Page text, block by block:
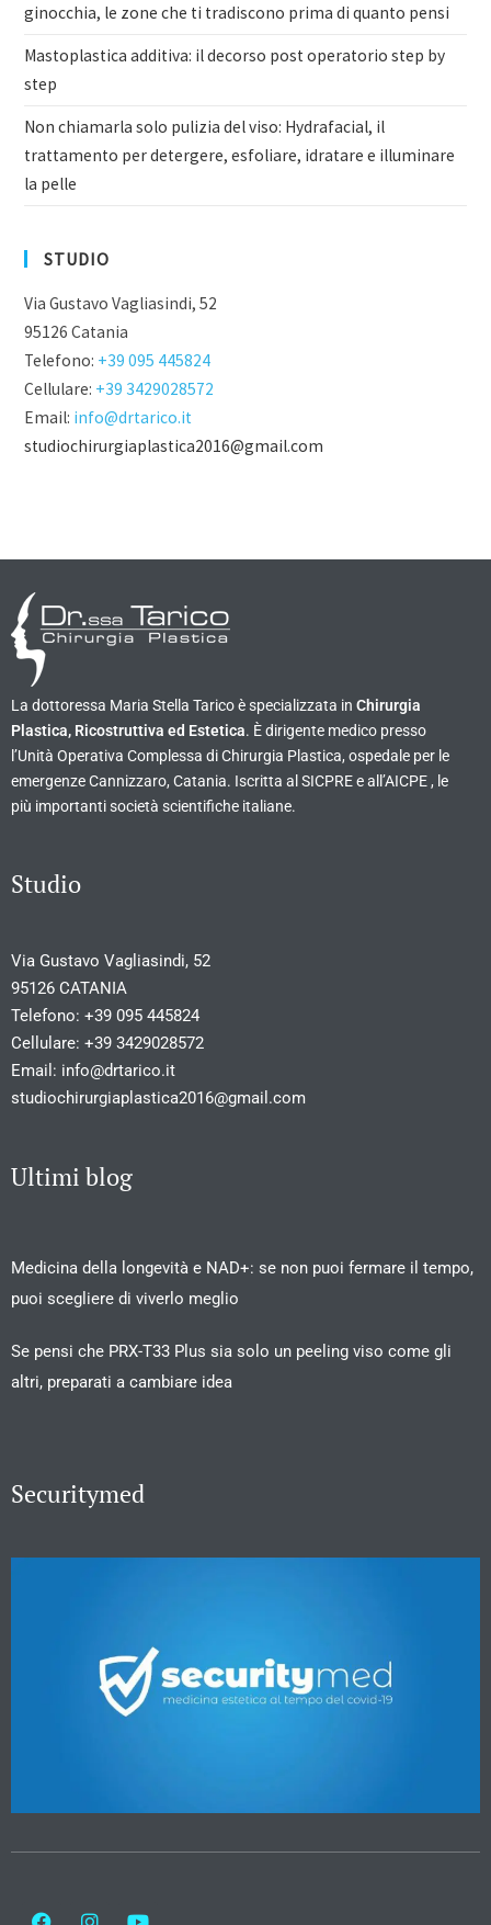
ginocchia, le zone che ti tradiscono prima di quanto pensi
Mastoplastica additiva: il decorso post operatorio step by
step
Non chiamarla solo pulizia del viso: Hydrafacial, il
trattamento per detergere, esfoliare, idratare e illuminare
la pelle
STUDIO
Via Gustavo Vagliasindi, 52
95126 Catania
Telefono: +39 095 445824
Cellulare: +39 3429028572
Email: info@drtarico.it
studiochirurgiaplastica2016@gmail.com
La dottoressa Maria Stella Tarico è specializzata in Chirurgia
Plastica, Ricostruttiva ed Estetica. È dirigente medico presso
l’Unità Operativa Complessa di Chirurgia Plastica, ospedale per le
emergenze Cannizzaro, Catania. Iscritta al SICPRE e all’AICPE , le
più importanti società scientifiche italiane.
Studio
Via Gustavo Vagliasindi, 52
95126 CATANIA
Telefono: +39 095 445824
Cellulare: +39 3429028572
Email: info@drtarico.it
studiochirurgiaplastica2016@gmail.com
Ultimi blog
Medicina della longevità e NAD+: se non puoi fermare il tempo,
puoi scegliere di viverlo meglio
Se pensi che PRX-T33 Plus sia solo un peeling viso come gli
altri, preparati a cambiare idea
Securitymed